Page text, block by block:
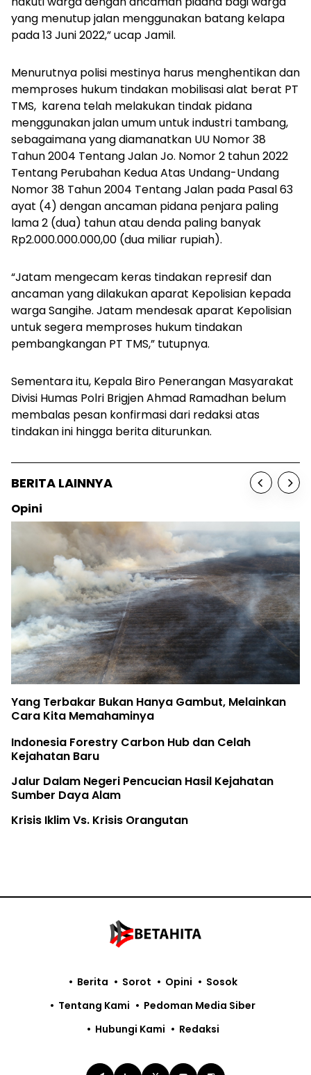
yang menutup jalan menggunakan batang kelapa
pada 13 Juni 2022,” ucap Jamil.
Menurutnya polisi mestinya harus menghentikan dan
memproses hukum tindakan mobilisasi alat berat PT
TMS, karena telah melakukan tindak pidana
menggunakan jalan umum untuk industri tambang,
sebagaimana yang diamanatkan UU Nomor 38
Tahun 2004 Tentang Jalan Jo. Nomor 2 tahun 2022
Tentang Perubahan Kedua Atas Undang-Undang
Nomor 38 Tahun 2004 Tentang Jalan pada Pasal 63
ayat (4) dengan ancaman pidana penjara paling
lama 2 (dua) tahun atau denda paling banyak
Rp2.000.000.000,00 (dua miliar rupiah).
“Jatam mengecam keras tindakan represif dan
ancaman yang dilakukan aparat Kepolisian kepada
warga Sangihe. Jatam mendesak aparat Kepolisian
untuk segera memproses hukum tindakan
pembangkangan PT TMS,” tutupnya.
Sementara itu, Kepala Biro Penerangan Masyarakat
Divisi Humas Polri Brigjen Ahmad Ramadhan belum
membalas pesan konfirmasi dari redaksi atas
tindakan ini hingga berita diturunkan.
BERITA LAINNYA
Opini
Yang Terbakar Bukan Hanya Gambut, Melainkan
Cara Kita Memahaminya
Indonesia Forestry Carbon Hub dan Celah
Kejahatan Baru
Jalur Dalam Negeri Pencucian Hasil Kejahatan
Sumber Daya Alam
Krisis Iklim Vs. Krisis Orangutan
Berita Sorot Opini
Sosok
Tentang Kami
Pedoman Media Siber
Hubungi Kami
Redaksi